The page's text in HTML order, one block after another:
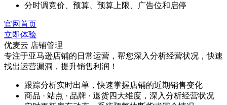
分时调竞价、预算、预算上限、广告位和启停
官网首页
立即体验
优麦云 店铺管理
专注于亚马逊店铺的日常运营，帮您深入分析经营状况，快速
找出运营漏洞，提升销售利润！
跟踪分析实时出单，快速掌握店铺的近期销售变化
商品 · 站点 · 品牌 · 退货四大维度，深入分析经营状况